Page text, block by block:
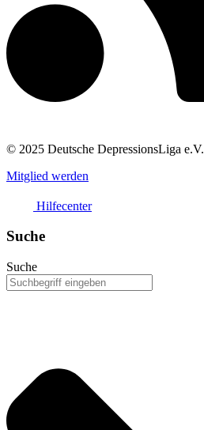
© 2025 Deutsche DepressionsLiga e.V.
Mitglied werden
Hilfecenter
Suche
Suche